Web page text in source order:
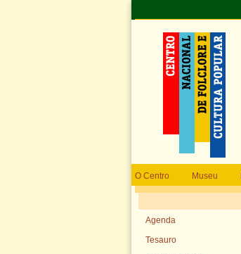
O Centro Museu
Agenda
Tesauro